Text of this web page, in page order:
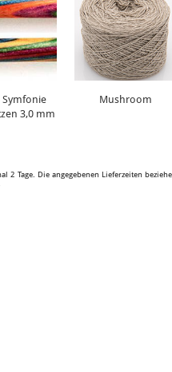
Symfonie
3,0 mm
Mushroom
Tage. Die angegebenen Lieferzeiten